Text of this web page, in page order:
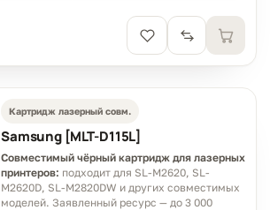
Картридж лазерный совм.
Samsung [MLT-D115L]
Совместимый чёрный картридж для лазерных
принтеров: подходит для SL-M2620, SL-
M2620D, SL-M2820DW и других совместимых
моделей. Заявленный ресурс — до 3 000